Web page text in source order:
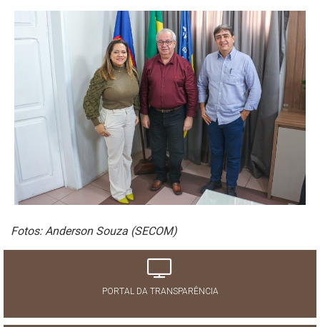
Fotos: Anderson Souza (SECOM)
PORTAL DA TRANSPARÊNCIA